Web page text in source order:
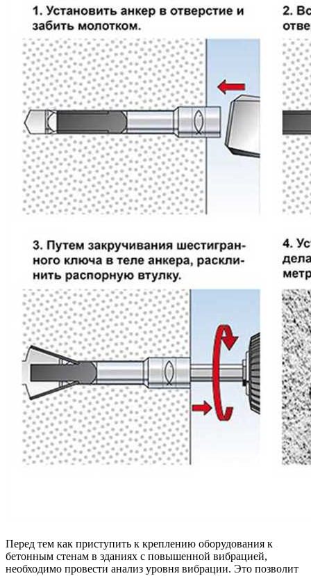
Перед тем как приступить к креплению оборудования к
бетонным стенам в зданиях с повышенной вибрацией,
необходимо провести анализ уровня вибрации. Это позволит